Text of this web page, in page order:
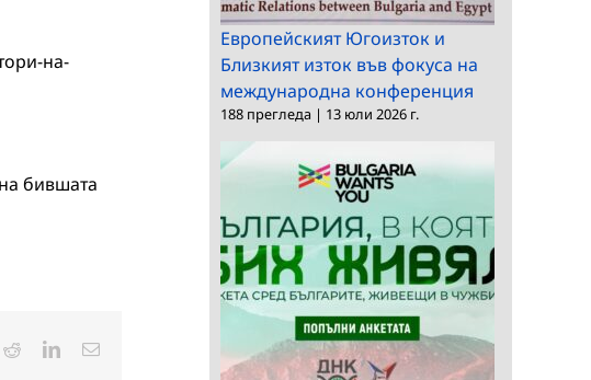
на-
бившата
RedditLinkedInЕлектронна
Европейският Югоизток и
Близкият изток във фокуса на
международна конференция
188 прегледа | 13 юли 2026 г.